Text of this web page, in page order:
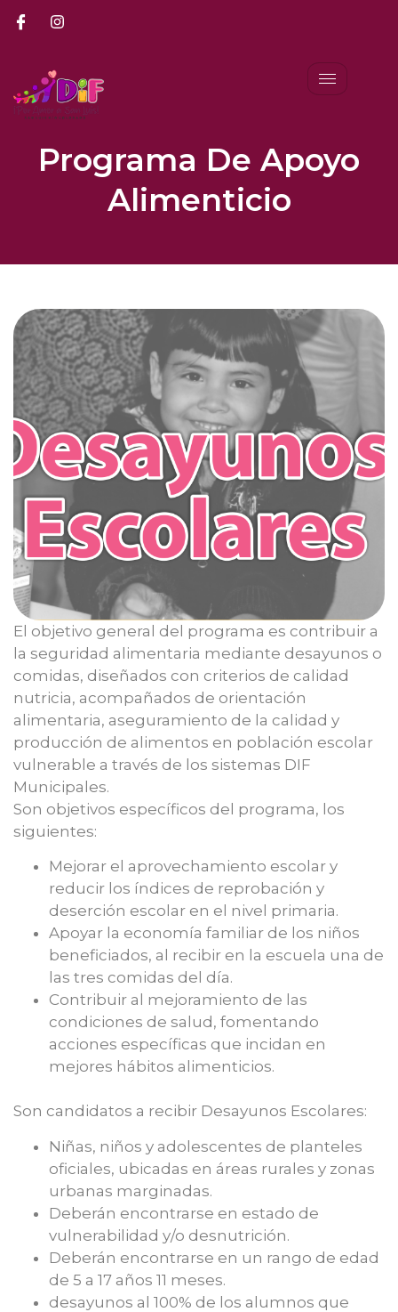
Programa De Apoyo
Alimenticio
El objetivo general del programa es contribuir a
la seguridad alimentaria mediante desayunos o
comidas, diseñados con criterios de calidad
nutricia, acompañados de orientación
alimentaria, aseguramiento de la calidad y
producción de alimentos en población escolar
vulnerable a través de los sistemas DIF
Municipales.
Son objetivos específicos del programa, los
siguientes:
Mejorar el aprovechamiento escolar y
reducir los índices de reprobación y
deserción escolar en el nivel primaria.
Apoyar la economía familiar de los niños
beneficiados, al recibir en la escuela una de
las tres comidas del día.
Contribuir al mejoramiento de las
condiciones de salud, fomentando
acciones específicas que incidan en
mejores hábitos alimenticios.
Son candidatos a recibir Desayunos Escolares:
Niñas, niños y adolescentes de planteles
oficiales, ubicadas en áreas rurales y zonas
urbanas marginadas.
Deberán encontrarse en estado de
vulnerabilidad y/o desnutrición.
Deberán encontrarse en un rango de edad
de 5 a 17 años 11 meses.
desayunos al 100% de los alumnos que